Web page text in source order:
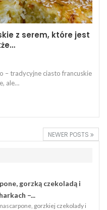
z serem, które jest
– tradycyjne ciasto francuskie
ale…
NEWER POSTS
gorzką czekoladą i
–...
gorzkiej czekolady i